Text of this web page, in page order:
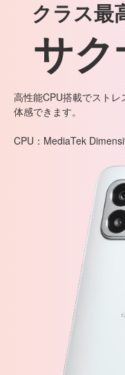
クラス最
サク
高性能CPU搭載でスト
体感できます。
CPU：MediaTek